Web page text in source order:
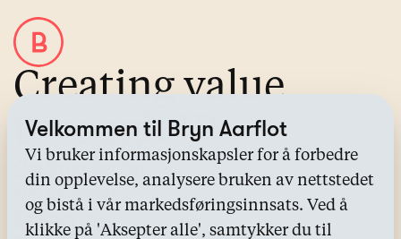
Creating value
through IP
Om Bryn Aarflot
Alle tjenester
Kontakt oss
Velkommen til Bryn Aarflot
Vi bruker informasjonskapsler for å forbedre
din opplevelse, analysere bruken av nettstedet
og bistå i vår markedsføringsinnsats. Ved å
klikke på 'Aksepter alle', samtykker du til